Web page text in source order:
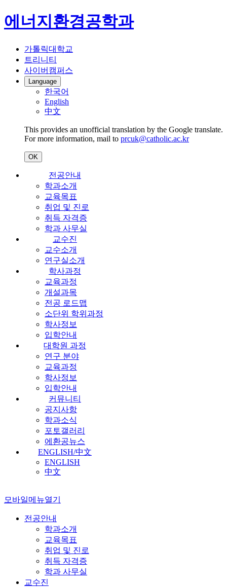
에너지환경공학과
가톨릭대학교
트리니티
사이버캠퍼스
Language
한국어
English
中文
This provides an unofficial translation by the Google translate.
For more information, mail to prcuk@catholic.ac.kr
OK
전공안내
학과소개
교육목표
취업 및 진로
취득 자격증
학과 사무실
교수진
교수소개
연구실소개
학사과정
교육과정
개설과목
전공 로드맵
소단위 학위과정
학사정보
입학안내
대학원 과정
연구 분야
교육과정
학사정보
입학안내
커뮤니티
공지사항
학과소식
포토갤러리
에환공뉴스
ENGLISH/中文
ENGLISH
中文
모바일메뉴열기
전공안내
학과소개
교육목표
취업 및 진로
취득 자격증
학과 사무실
교수진